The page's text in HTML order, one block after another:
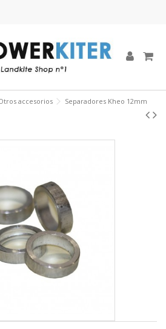
accesorios Separadores Kheo 12mm